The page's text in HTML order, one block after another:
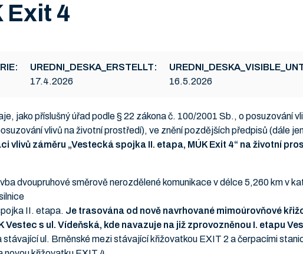
Exit 4
UREDNI_DESKA_ERSTELLT:
17.4.2026
16.5.2026
jako příslušný úřad podle § 22 zákona č. 100/2001 Sb., o posuzování
vlivů na životní prostředí), ve znění pozdějších předpisů (dále
vlivů záměru „Vestecká spojka II. etapa, MÚK Exit 4“ na životní
dvoupruhové směrově nerozdělené komunikace v délce 5,260 km v
II. etapa. Je trasována od nově navrhované mimoúrovňové
Vestec s ul. Vídeňská, kde navazuje na již zprovozněnou I. etapu
ul. Brněnské mezi stávající křižovatkou EXIT 2 a čerpacími